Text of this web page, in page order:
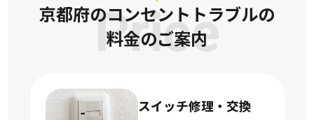
Price
京都府のコンセントトラブルの
料金のご案内
スイッチ修理・交換